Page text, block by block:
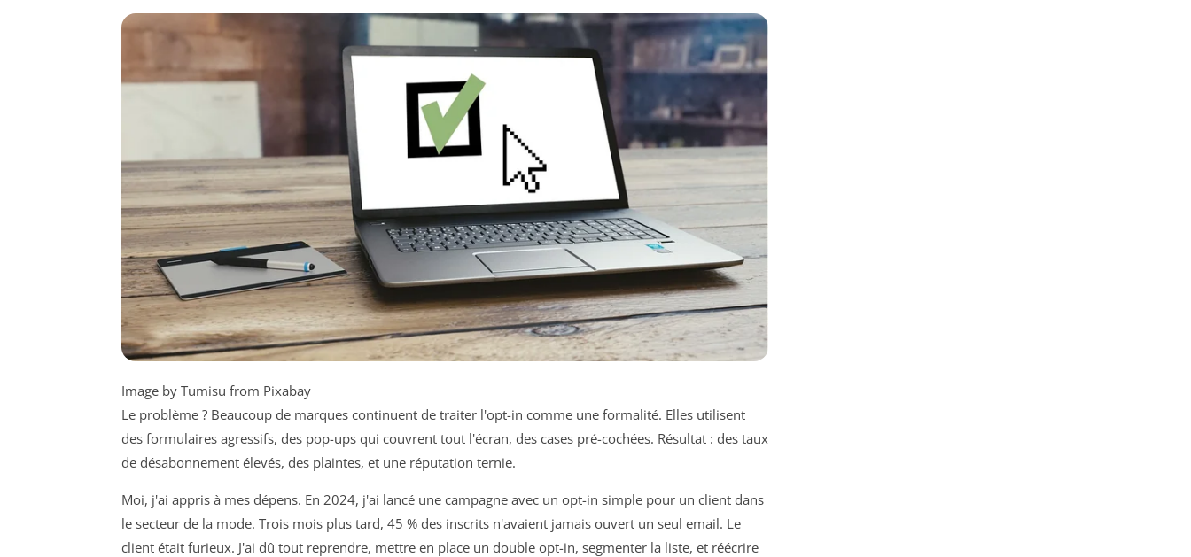
Image by Tumisu from Pixabay
Le problème ? Beaucoup de marques continuent de traiter l'opt-in comme une formalité. Elles utilisent
des formulaires agressifs, des pop-ups qui couvrent tout l'écran, des cases pré-cochées. Résultat : des taux
de désabonnement élevés, des plaintes, et une réputation ternie.
Moi, j'ai appris à mes dépens. En 2024, j'ai lancé une campagne avec un opt-in simple pour un client dans
le secteur de la mode. Trois mois plus tard, 45 % des inscrits n'avaient jamais ouvert un seul email. Le
client était furieux. J'ai dû tout reprendre, mettre en place un double opt-in, segmenter la liste, et réécrire